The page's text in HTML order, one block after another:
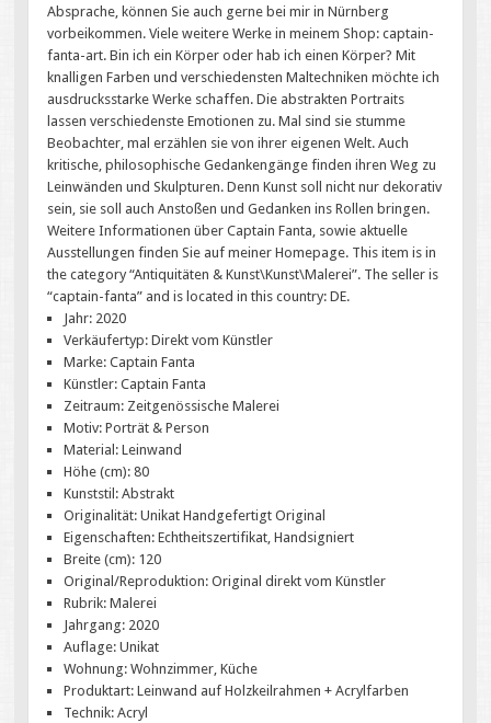
Absprache, können Sie auch gerne bei mir in Nürnberg
vorbeikommen. Viele weitere Werke in meinem Shop: captain-
fanta-art. Bin ich ein Körper oder hab ich einen Körper? Mit
knalligen Farben und verschiedensten Maltechniken möchte ich
ausdrucksstarke Werke schaffen. Die abstrakten Portraits
lassen verschiedenste Emotionen zu. Mal sind sie stumme
Beobachter, mal erzählen sie von ihrer eigenen Welt. Auch
kritische, philosophische Gedankengänge finden ihren Weg zu
Leinwänden und Skulpturen. Denn Kunst soll nicht nur dekorativ
sein, sie soll auch Anstoßen und Gedanken ins Rollen bringen.
Weitere Informationen über Captain Fanta, sowie aktuelle
Ausstellungen finden Sie auf meiner Homepage. This item is in
the category “Antiquitäten & Kunst\Kunst\Malerei”. The seller is
“captain-fanta” and is located in this country: DE.
Jahr: 2020
Verkäufertyp: Direkt vom Künstler
Marke: Captain Fanta
Künstler: Captain Fanta
Zeitraum: Zeitgenössische Malerei
Motiv: Porträt & Person
Material: Leinwand
Höhe (cm): 80
Kunststil: Abstrakt
Originalität: Unikat Handgefertigt Original
Eigenschaften: Echtheitszertifikat, Handsigniert
Breite (cm): 120
Original/Reproduktion: Original direkt vom Künstler
Rubrik: Malerei
Jahrgang: 2020
Auflage: Unikat
Wohnung: Wohnzimmer, Küche
Produktart: Leinwand auf Holzkeilrahmen + Acrylfarben
Technik: Acryl